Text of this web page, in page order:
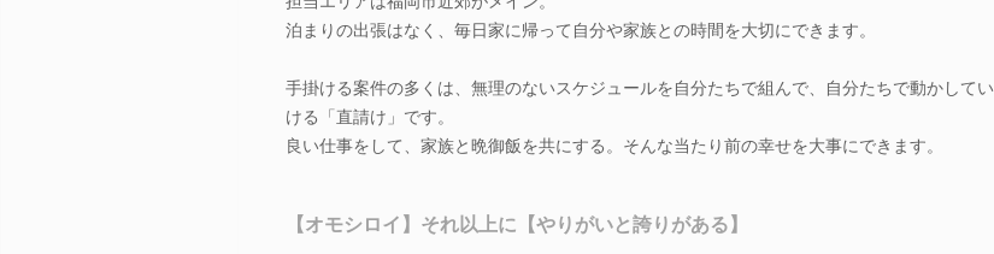
泊まりの出張はなく、毎日家に帰って自分や家族との時間を大切にできます。
手掛ける案件の多くは、無理のないスケジュールを自分たちで組んで、自分たちで動かしてい
ける「直請け」です。
良い仕事をして、家族と晩御飯を共にする。そんな当たり前の幸せを大事にできます。
【オモシロイ】それ以上に【やりがいと誇りがある】